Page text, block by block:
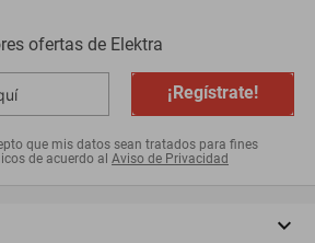
ofertas de Elektra
¡Regístrate!
que mis datos sean tratados para fines
de acuerdo al Aviso de Privacidad